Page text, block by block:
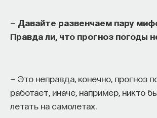
— Давайте развенчаем пару
Правда ли, что прогноз погоды
— Это неправда, конечно, прогноз
работает, иначе, например, никто
летать на самолетах.
— Овладеете ключевыми для
мышления навыками: научитесь
зрения.
— Узнаете, как философия
на основополагающие вопросы